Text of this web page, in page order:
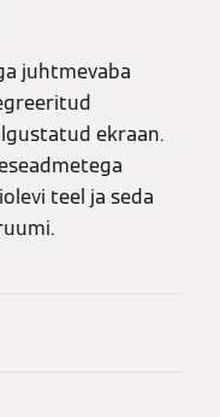
juhtmevaba
ekraan.
teel ja seda